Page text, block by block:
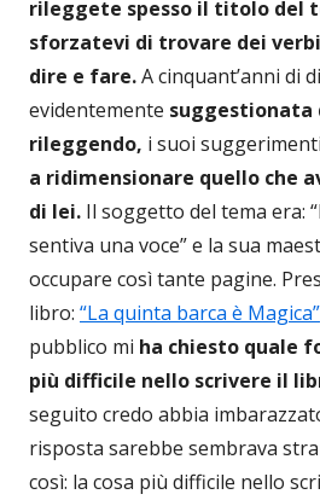
rileggete spesso il titolo del
sforzatevi di trovare dei
dire e fare.A cinquant’anni di
evidentemente suggestionata
rileggendo, i suoi
a ridimensionare quello che
di lei. Il soggetto del tema era:
sentiva una voce” e la sua
occupare così tante pagine.
libro: “La quinta barca è Magica”
pubblico mi ha chiesto quale
più difficile nello scrivere il
seguito credo abbia
risposta sarebbe sembrava
così: la cosa più difficile nello